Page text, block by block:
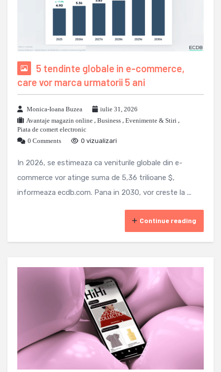
5 tendinte globale in e-commerce,
care vor marca urmatorii 5 ani
Monica-Ioana Buzea
iulie 31, 2026
Avantaje magazin online , Business , Evenimente & Stiri ,
Piata de comert electronic
0 Comments
0 vizualizari
In 2026, se estimeaza ca veniturile globale din e-
commerce vor atinge suma de 5,36 trilioane $,
informeaza ecdb.com. Pana in 2030, vor creste la ...
Continue reading